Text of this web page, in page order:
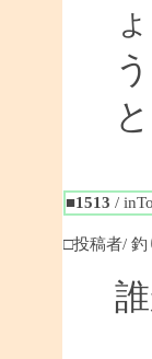
■1513 /
□投稿者/ 釣